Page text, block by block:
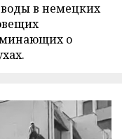
в немецких
о